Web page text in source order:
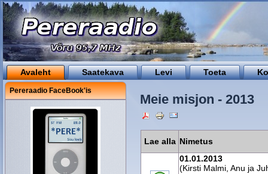
Avaleht Saatekava Levi Toeta
Pereraadio FaceBook'is
Meie misjon - 2013
Lae alla Nimetus
01.01.2013
(Kirsti Malmi, Anu ja